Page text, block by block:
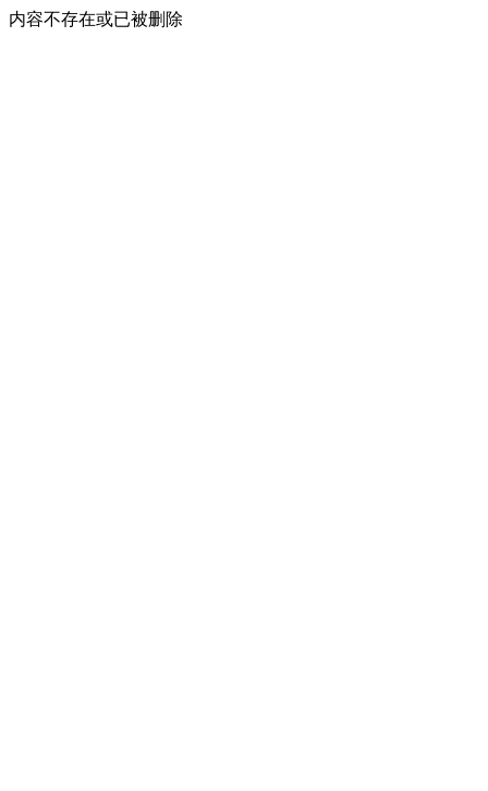
内容不存在或已被删除